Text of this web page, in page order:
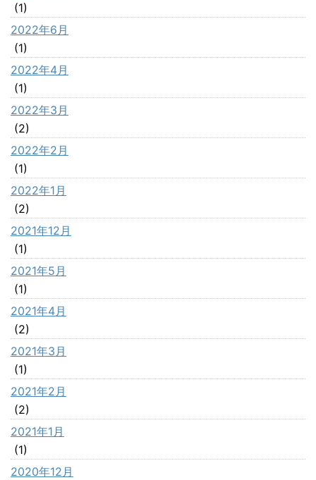
(1)
2022年6月
(1)
2022年4月
(1)
2022年3月
(2)
2022年2月
(1)
2022年1月
(2)
2021年12月
(1)
2021年5月
(1)
2021年4月
(2)
2021年3月
(1)
2021年2月
(2)
2021年1月
(1)
2020年12月